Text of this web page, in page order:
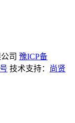
司 豫ICP备
技术支持：
尚贤